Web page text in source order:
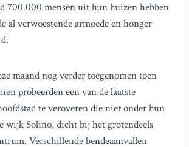
700.000 mensen uit hun huizen hebben
al verwoestende armoede en honger
maand nog verder toegenomen toen
probeerden een van de laatste
te veroveren die niet onder hun
wijk Solino, dicht bij het grotendeels
Verschillende bendeaanvallen